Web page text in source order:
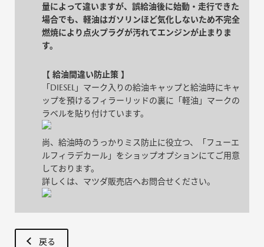
量によって違いますが、誤給油後に始動・走行できた
場合でも、軽油はガソリンほど気化しないため不完全
燃焼により点火プラグが汚れてエンジンが止まりま
す。
【 給油間違い防止策 】
「DIESEL」マーク入りの給油キャップと給油時にキャ
ップを預けるフィラーリッドの裏に「軽油」マークの
ラベルを貼り付けています。
尚、給油時のうっかりミス防止に役立つ、「フューエ
ルフィラデカール」をショップオプションにてご用意
しております。
詳しくは、マツダ販売店へお問合せください。
戻る